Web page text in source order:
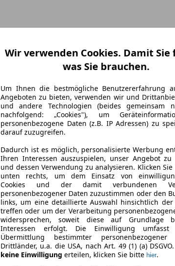
Wir verwenden Cookies. Damit Sie
was Sie brauchen.
Um Ihnen die bestmögliche Benutzererfahrung
Angeboten zu bieten, verwenden wir und
und andere Technologien (beides gemeinsam
nachfolgend: „Cookies"), um
personenbezogene Daten (z.B. IP Adressen) zu
darauf zuzugreifen.
Dadurch ist es möglich, personalisierte Werbung
Ihren Interessen auszuspielen, unser Angebot zu
und dessen Verwendung zu analysieren. Klicken
unten rechts, um dem Einsatz von
Cookies und der damit verbundenen
personenbezogener Daten zuzustimmen oder den
links, um eine detaillierte Auswahl hinsichtlich der
treffen oder um der Verarbeitung
widersprechen, soweit diese auf Grundlage
Interessen erfolgt. Die Einwilligung
Übermittlung bestimmter
Drittländer, u.a. die USA, nach Art. 49 (1) (a)
keine Einwilligung erteilen, klicken Sie bitte hier.